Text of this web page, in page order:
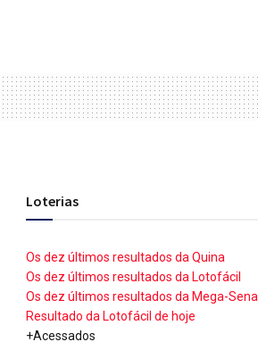
Loterias
Os dez últimos resultados da Quina
Os dez últimos resultados da Lotofácil
Os dez últimos resultados da Mega-Sena
Resultado da Lotofácil de hoje
+Acessados